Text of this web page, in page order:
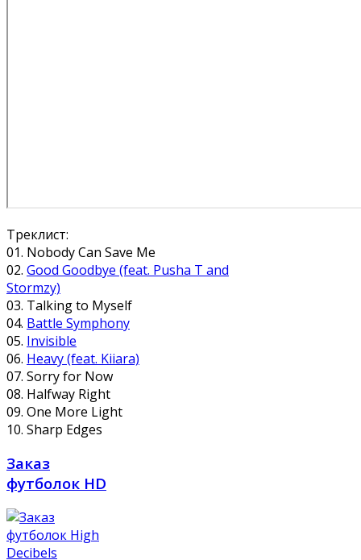
Треклист:
01. Nobody Can Save Me
02. Good Goodbye (feat. Pusha T and
Stormzy)
03. Talking to Myself
04. Battle Symphony
05. Invisible
06. Heavy (feat. Kiiara)
07. Sorry for Now
08. Halfway Right
09. One More Light
10. Sharp Edges
Заказ
футболок HD